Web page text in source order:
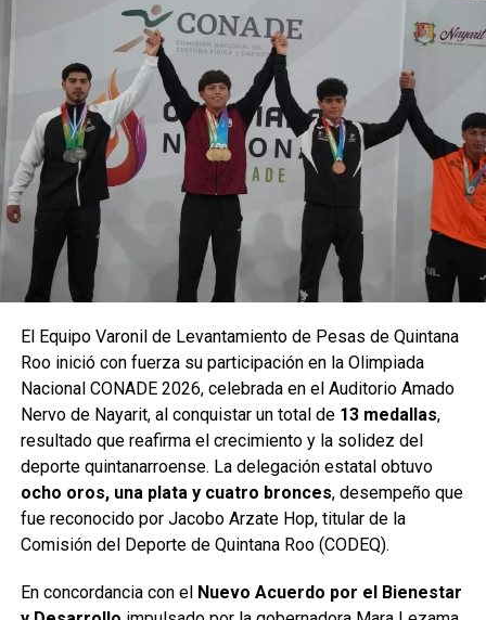
El Equipo Varonil de Levantamiento de Pesas de Quintana
Roo inició con fuerza su participación en la Olimpiada
Nacional CONADE 2026, celebrada en el Auditorio Amado
Nervo de Nayarit, al conquistar un total de 13 medallas,
resultado que reafirma el crecimiento y la solidez del
deporte quintanarroense. La delegación estatal obtuvo
ocho oros, una plata y cuatro bronces, desempeño que
fue reconocido por Jacobo Arzate Hop, titular de la
Comisión del Deporte de Quintana Roo (CODEQ).
En concordancia con el Nuevo Acuerdo por el Bienestar